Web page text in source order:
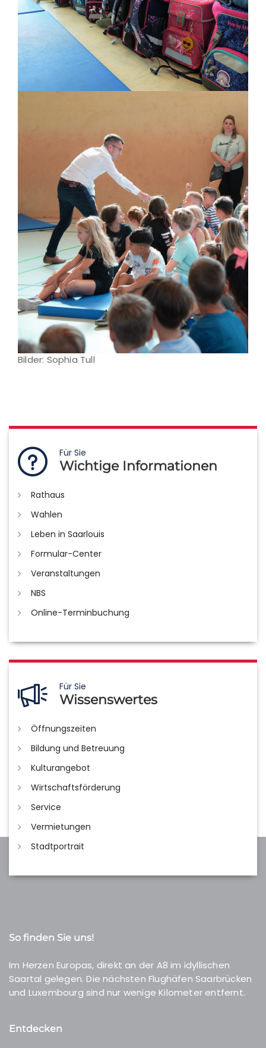
Bilder: Sophia Tull
Für Sie
Wichtige Informationen
Rathaus
Wahlen
Leben in Saarlouis
Formular-Center
Veranstaltungen
NBS
Online-Terminbuchung
Für Sie
Wissenswertes
Öffnungszeiten
Bildung und Betreuung
Kulturangebot
Wirtschaftsförderung
Service
Vermietungen
Stadtportrait
So finden Sie uns!
Im Herzen Europas, direkt an der A8 im idyllischen
Saartal gelegen. Die nächsten Flughäfen Saarbrücken
und Luxembourg sind nur wenige Kilometer entfernt.
Entdecken